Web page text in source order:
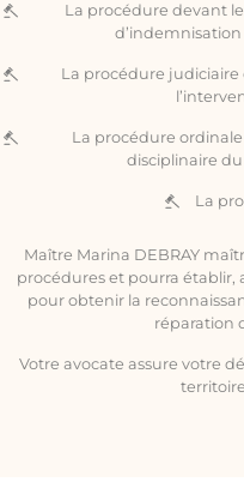
La procédure devant
La procédure judiciaire
La procédure
disciplinaire
La
Maître Marina DEBRAY
procédures et pourra établir,
pour obtenir la
réparation
Votre avocate assure votre